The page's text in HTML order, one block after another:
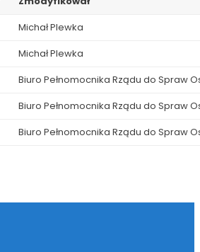
Michał Plewka
Michał Plewka
Biuro Pełnomocnika Rządu do Spraw
Biuro Pełnomocnika Rządu do Spraw
Biuro Pełnomocnika Rządu do Spraw